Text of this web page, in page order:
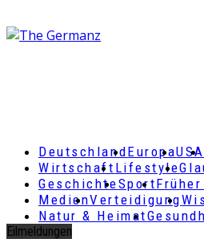
DeutschlandEuropa
Wirtschaft Lifestyle
GeschichteSport
MedienVerteidigung
Natur & Heimat
Eilmeldungen